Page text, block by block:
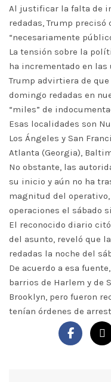
Al justificar la falta de
redadas, Trump precisó
“necesariamente
La tensión sobre la
ha incrementado en
Trump advirtiera de
domingo redadas en
“miles” de
Esas localidades son
Los Ángeles y San
Atlanta (Georgia),
No obstante, las
su inicio y aún no ha
magnitud del operativo,
operaciones el sábado
El reconocido diario
del asunto, reveló que
redadas la noche del
De acuerdo a esa
barrios de Harlem y de
Brooklyn, pero fueron
tenían órdenes de